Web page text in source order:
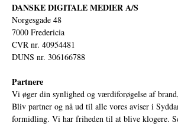
DANSKE DIGITALE MEDIER A/S
Norgesgade 48
7000 Fredericia
CVR nr. 40954481
DUNS nr. 306166788
Partnere
Vi øger din synlighed og værdiforøgelse af
Bliv partner og nå ud til alle vores aviser i
formidling. Vi har friheden til at blive klogere.